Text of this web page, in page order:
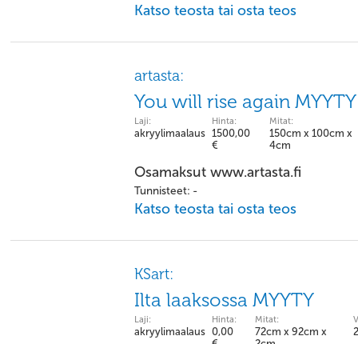
Katso teosta tai osta teos
artasta:
You will rise again MYYTY
Laji:
akryylimaalaus
Hinta:
1500,00
€
Mitat:
150cm x 100cm x
4cm
Osamaksut www.artasta.fi
Tunnisteet: -
Katso teosta tai osta teos
KSart:
Ilta laaksossa MYYTY
Laji:
akryylimaalaus
Hinta:
0,00
Mitat:
72cm x 92cm x